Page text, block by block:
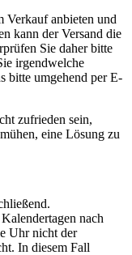
Verkauf anbieten und
kann der Versand die
Sie daher bitte
irgendwelche
bitte umgehend per E-
zufrieden sein,
eine Lösung zu
nach
Uhr nicht der
In diesem Fall